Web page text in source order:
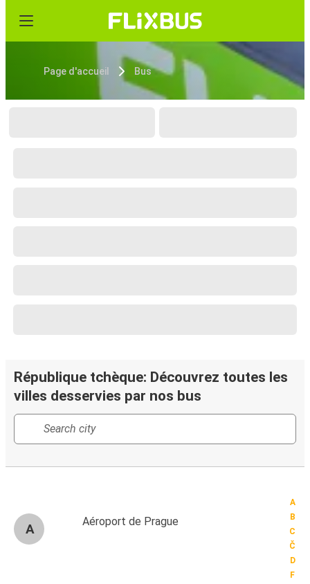
Page d'accueil Bus
République tchèque: Découvrez toutes les
villes desservies par nos bus
A
B
C
Č
D
F
A
Aéroport de Prague